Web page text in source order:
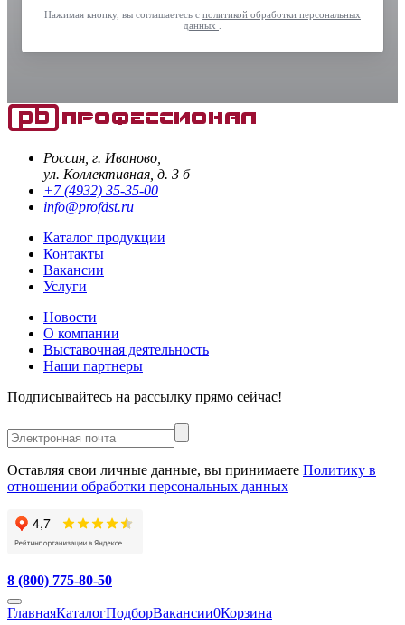
Нажимая кнопку, вы соглашаетесь с политикой обработки персональных
данных .
Россия, г. Иваново,
ул. Коллективная, д. 3 б
+7 (4932) 35-35-00
info@profdst.ru
Каталог продукции
Контакты
Вакансии
Услуги
Новости
О компании
Выставочная деятельность
Наши партнеры
Подписывайтесь на рассылку прямо сейчас!
Оставляя свои личные данные, вы принимаете Политику в
отношении обработки персональных данных
8 (800) 775-80-50
ГлавнаяКаталогПодборВакансии0Корзина